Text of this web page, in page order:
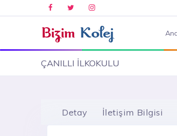
ÇANILLI İLKOKULU
Detay İletişim Bilgisi